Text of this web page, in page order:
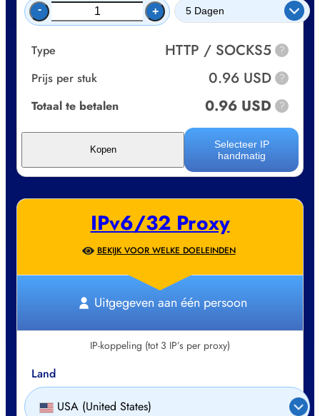
- +
Type HTTP / SOCKS5 ?
Prijs per stuk 0.96 USD ?
Totaal te betalen 0.96 USD ?
Selecteer IP
handmatig
Kopen
IPv6/32 Proxy
BEKIJK VOOR WELKE DOELEINDEN
Uitgegeven aan één persoon
IP-koppeling (tot 3 IP’s per proxy)
Land
USA (United States)